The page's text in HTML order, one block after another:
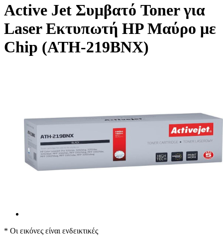
Active Jet Συμβατό Toner για
Laser Εκτυπωτή HP Μαύρο με
Chip (ATH-219BNX)
* Οι εικόνες είναι ενδεικτικές